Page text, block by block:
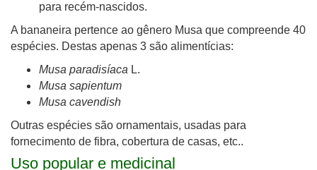
para recém-nascidos.
A bananeira pertence ao gênero Musa que compreende 40
espécies. Destas apenas 3 são alimentícias:
Musa paradisíaca L.
Musa sapientum
Musa cavendish
Outras espécies são ornamentais, usadas para
fornecimento de fibra, cobertura de casas, etc..
Uso popular e medicinal